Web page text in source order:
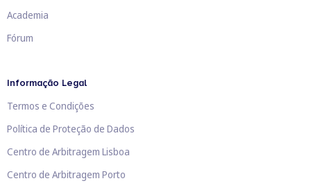
Academia
Fórum
Informação Legal
Termos e Condições
Política de Proteção de Dados
Centro de Arbitragem Lisboa
Centro de Arbitragem Porto